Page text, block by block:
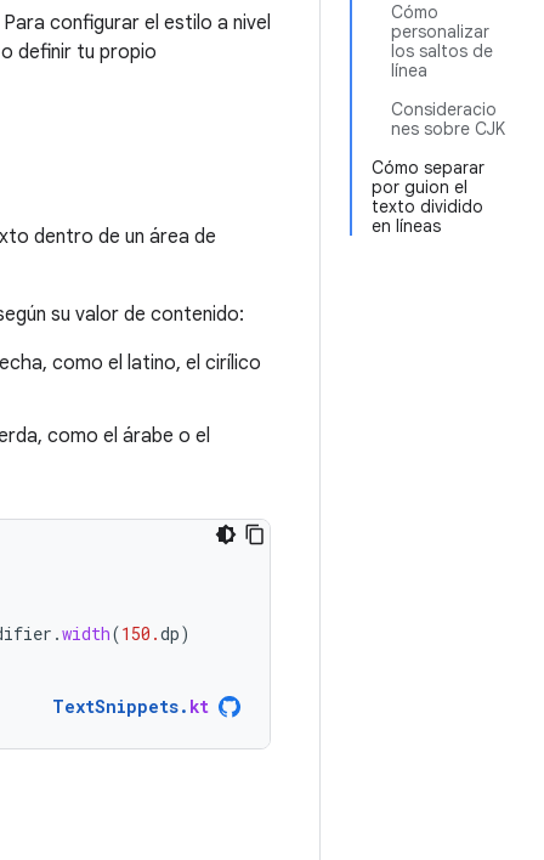
Cómo
personalizar
los saltos de
línea
Consideracio
nes sobre CJK
Cómo separar
por guion el
texto dividido
en líneas
configurar el estilo a nivel
definir tu propio
dentro de un área de
su valor de contenido:
como el latino, el cirílico
como el árabe o el
.width(150.dp)
TextSnippets. kt